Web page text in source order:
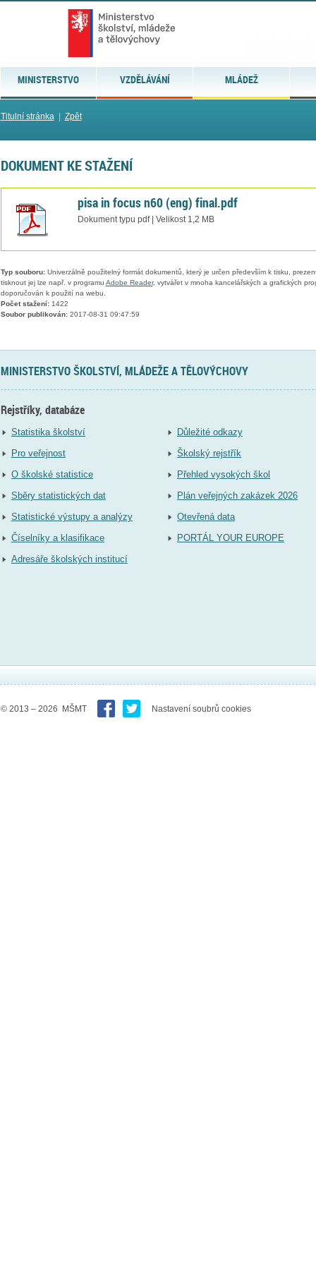
MINISTERSTVO VZDĚLÁVÁNÍ MLÁDEŽ
Titulní stránka| Zpět
DOKUMENT KE STAŽENÍ
pisa in focus n60 (eng) final.pdf
Dokument typu pdf | Velikost 1,2 MB
Typ souboru:Univerzálně použitelný formát dokumentů, který je určen především k tisku,
tisknout jej lze např. v programu Adobe Reader, vytvářet v mnoha kancelářských a grafických
doporučován k použití na webu.
Počet stažení:1422
Soubor publikován:2017-08-31 09:47:59
MINISTERSTVO ŠKOLSTVÍ, MLÁDEŽE A TĚLOVÝCHOVY
Rejstříky, databáze
Statistika školství
Pro veřejnost
O školské statistice
Sběry statistických dat
Statistické výstupy a analýzy
Číselníky a klasifikace
Adresáře školských institucí
Důležité odkazy
Školský rejstřík
Přehled vysokých škol
Plán veřejných zakázek 2026
Otevřená data
PORTÁL YOUR EUROPE
© 2013 – 2026 MŠMT Nastavení soubrů cookies